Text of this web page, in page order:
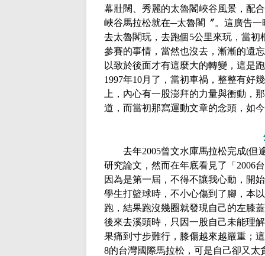
幕壯闊、秀麗的太魯閣峽谷風景，配
峽谷馬拉松就在─太魯閣〞。這廣告
去太魯閣玩，去跑個5公里來玩，當初
參賽的事情，當然也沒去，漸漸的遺
以致於後面才有這麼大的轉變，這是
1997年10月了，當初車禍，整整有好
上，內心有一股澎拜的力量與衝動，
道，而當初那寫運動文章的念頭，如
去年2005曾文水庫馬拉松完成(但
研究論文，然而在年底看見了「 2006
因為是第一屆，不得不讓我心動，開
學生打籃球時，不小心傷到了腳，本
跑，結果跑沒幾圈就發現自己的左膝
後來去溪頭時，只因一股自己未能理
果痛到寸步難行，膝傷越來越嚴重；
8的台灣國際馬拉松，可是自己卻又